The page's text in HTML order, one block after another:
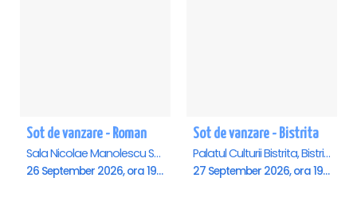
Sot de vanzare - Roman
Sala Nicolae Manolescu Strunga (Sala de festivitati a Primariei Roman), Roman
26 September 2026, ora 19:00
Sot de vanzare - Bistrita
Palatul Culturii Bistrita, Bistrita
27 September 2026, ora 19:00